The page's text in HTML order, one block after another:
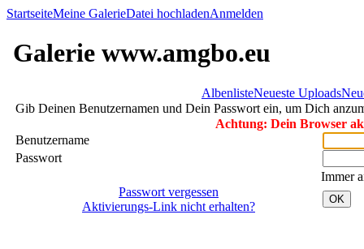
StartseiteMeine GalerieDatei hochladenAnmelden
Galerie www.amgbo.eu
AlbenlisteNeueste Uploads
Gib Deinen Benutzernamen und Dein Passwort ein, um Dich
Achtung: Dein Browser
Benutzername
Passwort
Immer
Passwort vergessen
Aktivierungs-Link nicht erhalten?
OK